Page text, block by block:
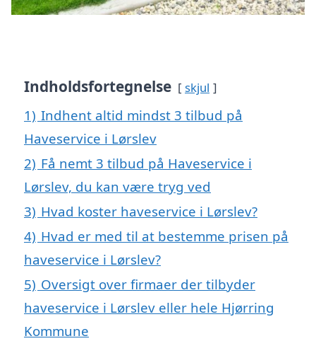
Indholdsfortegnelse skjul
1) Indhent altid mindst 3 tilbud på
Haveservice i Lørslev
2) Få nemt 3 tilbud på Haveservice i
Lørslev, du kan være tryg ved
3) Hvad koster haveservice i Lørslev?
4) Hvad er med til at bestemme prisen på
haveservice i Lørslev?
5) Oversigt over firmaer der tilbyder
haveservice i Lørslev eller hele Hjørring
Kommune